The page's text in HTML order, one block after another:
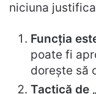
niciuna
Funcția
poate fi
dorește să
Tactică de